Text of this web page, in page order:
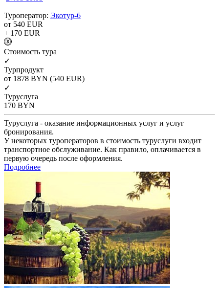
Туроператор: Экотур-6
от 540 EUR
+ 170 EUR
Cтоимость тура
✓
Турпродукт
от 1878 BYN (540 EUR)
✓
Туруслуга
170 BYN
Туруслуга - оказание информационных услуг и услуг
бронирования.
У некоторых туроператоров в стоимость туруслуги входит
транспортное обслуживание. Как правило, оплачивается в
первую очередь после оформления.
Подробнее